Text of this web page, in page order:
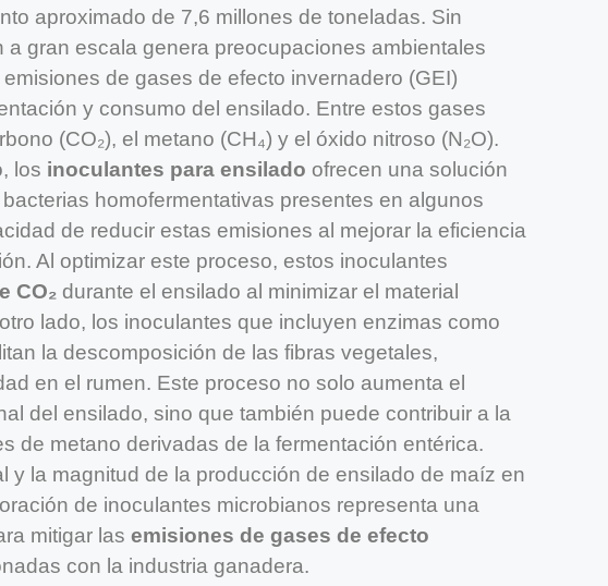
aproximado de 7,6 millones de toneladas. Sin
a gran escala genera preocupaciones ambientales
de gases de efecto invernadero (GEI)
y consumo del ensilado. Entre estos gases
(CO₂), el metano (CH₄) y el óxido nitroso (N₂O).
los inoculantes para ensilado ofrecen una solución
homofermentativas presentes en algunos
de reducir estas emisiones al mejorar la eficiencia
Al optimizar este proceso, estos inoculantes
CO₂ durante el ensilado al minimizar el material
lado, los inoculantes que incluyen enzimas como
la descomposición de las fibras vegetales,
en el rumen. Este proceso no solo aumenta el
del ensilado, sino que también puede contribuir a la
de metano derivadas de la fermentación entérica.
y la magnitud de la producción de ensilado de maíz en
de inoculantes microbianos representa una
mitigar las emisiones de gases de efecto
con la industria ganadera.